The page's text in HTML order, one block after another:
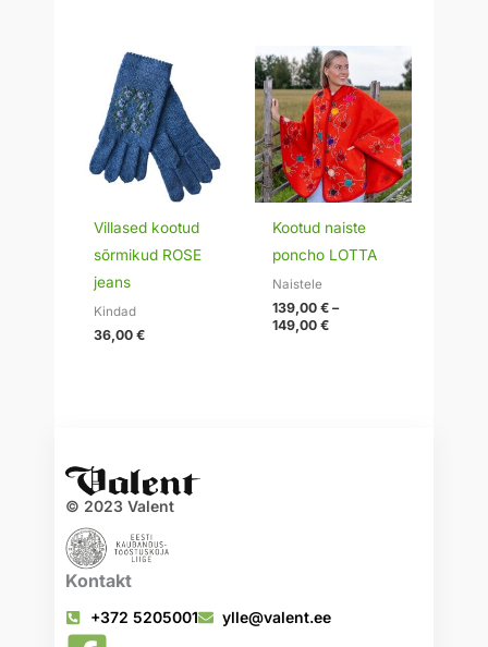
Villased kootud
sõrmikud ROSE
jeans
Kindad
36,00€
Kootud naiste
poncho LOTTA
Naistele
139,00€ –
149,00€
Hinnavahemik:
139,00 €
kuni
149,00 €
© 2023 Valent
Kontakt
+372 5205001 ylle@valent.ee